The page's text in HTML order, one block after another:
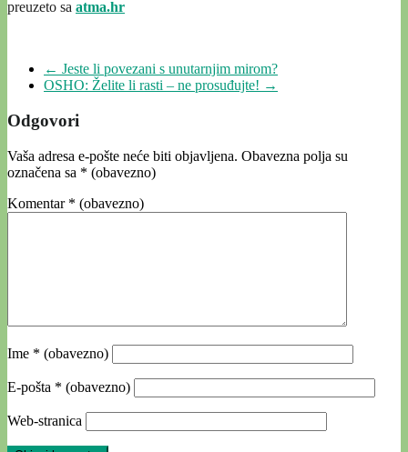
preuzeto sa atma.hr
← Jeste li povezani s unutarnjim mirom?
OSHO: Želite li rasti – ne prosuđujte! →
Odgovori
Vaša adresa e-pošte neće biti objavljena. Obavezna polja su
označena sa * (obavezno)
Komentar * (obavezno)
Ime * (obavezno)
E-pošta * (obavezno)
Web-stranica